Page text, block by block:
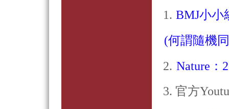
1. BMJ小小
(何謂隨機
2. Nature：
3. 官方